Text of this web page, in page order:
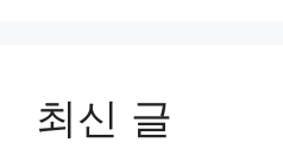
최신 글